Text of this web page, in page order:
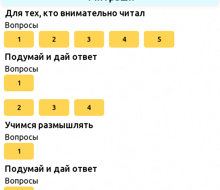
Для тех, кто внимательно читал
Вопросы
1 2 3 4 5
Подумай и дай ответ
Вопросы
1
2 3 4
Учимся размышлять
Вопросы
1
Подумай и дай ответ
Вопросы